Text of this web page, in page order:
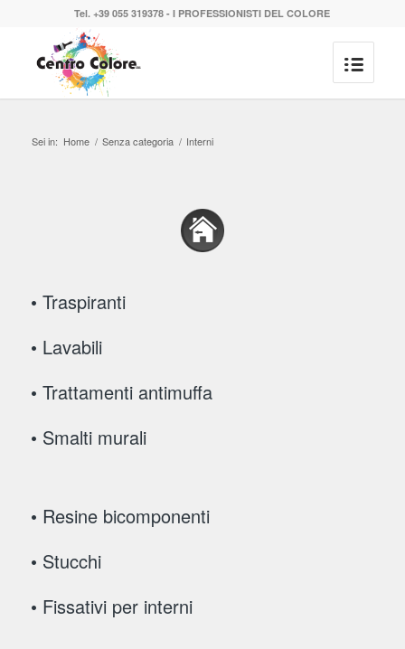
Tel. +39 055 319378 - I PROFESSIONISTI DEL COLORE
Sei in: Home / Senza categoria / Interni
• Traspiranti
• Lavabili
• Trattamenti antimuffa
• Smalti murali
• Resine bicomponenti
• Stucchi
• Fissativi per interni